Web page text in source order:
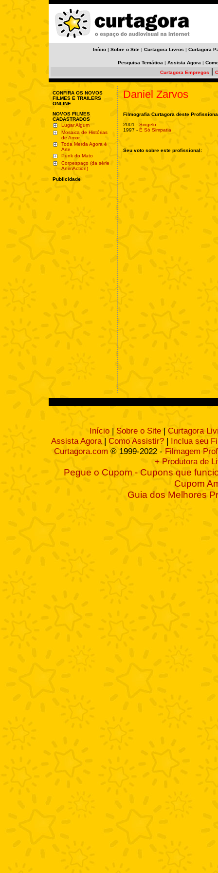
Início | Sobre o Site | Curtagora Livros | Curtagora
Pesquisa Temática | Assista Agora |
Curtagora Empregos
CONFIRA OS NOVOS
FILMES E TRAILERS
ONLINE
NOVOS FILMES
CADASTRADOS
Lugar Algum
Mosaica de Histórias
de Amor
Toda Merda Agora é
Arte
Punk do Mato
Corpespaço (da série
AnimAction)
Publicidade
Daniel Zarvos
Filmografia Curtagora deste
2001 - Singelo
1997 - É Só Simpatia
Seu voto sobre este profissional:
Início | Sobre o Site | Curtagora
Assista Agora| Como Assistir? | Inclua seu
Curtagora.com ® 1999-2022 - Filmagem
+ Produtora de
Pegue o Cupom - Cupons que
Cupom
Guia dos Melhores